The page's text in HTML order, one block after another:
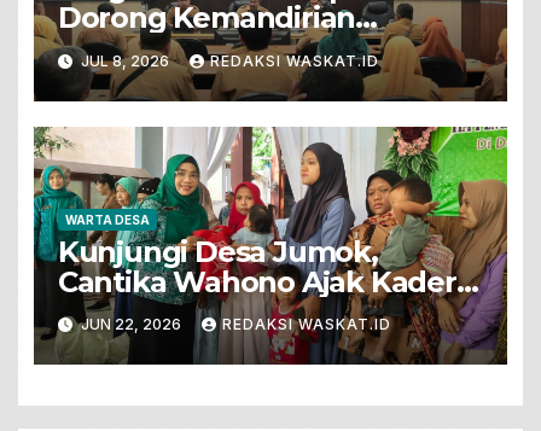
Dorong Kemandirian
Ekonomi Desa Dengan
Semangat Kolaborasi
JUL 8, 2026 REDAKSI WASKAT.ID
WARTA DESA
Kunjungi Desa Jumok,
Cantika Wahono Ajak Kader
PKK Wujudkan Keluarga
Sehat Berkualitas
JUN 22, 2026 REDAKSI WASKAT.ID